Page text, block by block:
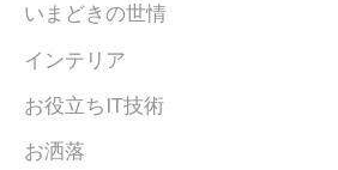
いまどきの世情
インテリア
お役立ちIT技術
お洒落